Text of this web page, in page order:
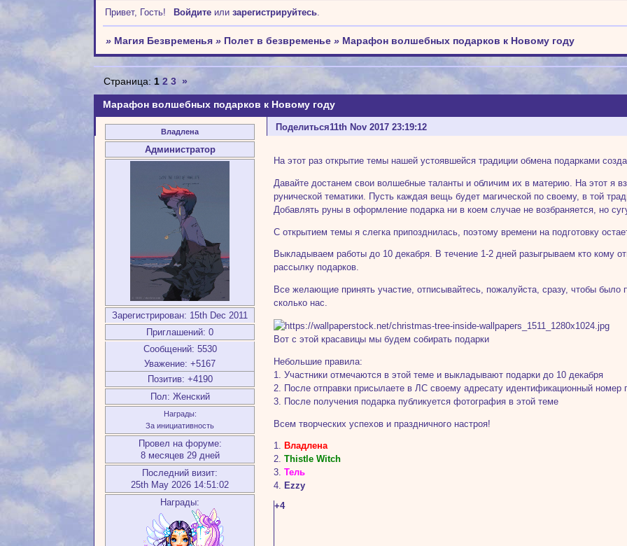
Привет, Гость! Войдитеили зарегистрируйтесь.
» Магия Безвременья » Полет в безвременье » Марафон волшебных подарков к Новому году
Марафон волшебных подарков к Новому году
Страница: 1 2 3 »
Поделиться11th Nov 2017 23:19:12
Владлена
Администратор
Зарегистрирован: 15th Dec 2011
Приглашений: 0
Сообщений: 5530
Уважение: +5167
Позитив: +4190
Пол: Женский
Награды:
За инициативность
Провел на форуме:
8 месяцев 29 дней
Последний визит:
25th May 2026 14:51:02
Награды:
На этот раз открытие темы нашей устоявшейся традиции обмена подарками
Давайте достанем свои волшебные таланты и обличим их в материю. На этот я
рунической тематики. Пусть каждая вещь будет магической по своему, в той
Добавлять руны в оформление подарка ни в коем случае не возбраняется, но
С открытием темы я слегка припозднилась, поэтому времени на подготовку
Выкладываем работы до 10 декабря. В течение 1-2 дней разыгрываем кто кому
рассылку подарков.
Все желающие принять участие, отписывайтесь, пожалуйста, сразу, чтобы было
сколько нас.
Вот с этой красавицы мы будем собирать подарки
Небольшие правила:
1. Участники отмечаются в этой теме и выкладывают подарки до 10 декабря
2. После отправки присылаете в ЛС своему адресату идентификационный номер
3. После получения подарка публикуется фотография в этой теме
Всем творческих успехов и праздничного настроя!
1. Владлена
2.Thistle Witch
3.Тель
4. Ezzy
+4